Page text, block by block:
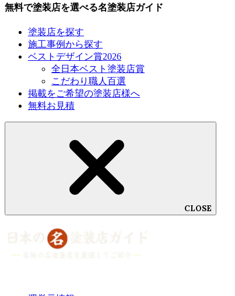
無料で塗装店を選べる名塗装店ガイド
塗装店を探す
施工事例から探す
ベストデザイン賞2026
全日本ベスト塗装店賞
こだわり職人百選
掲載をご希望の塗装店様へ
無料お見積
CLOSE